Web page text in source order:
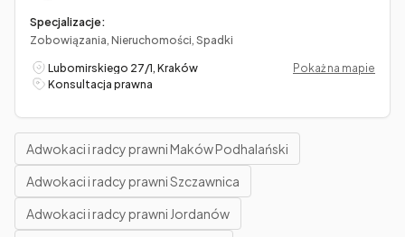
Specjalizacje:
Zobowiązania, Nieruchomości, Spadki
Lubomirskiego 27/1, Kraków
Pokaż na mapie
Konsultacja prawna
Adwokaci i radcy prawni Maków Podhalański
Adwokaci i radcy prawni Szczawnica
Adwokaci i radcy prawni Jordanów